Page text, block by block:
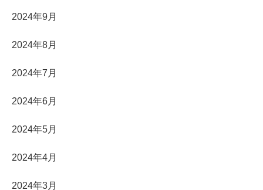
2024年9月
2024年8月
2024年7月
2024年6月
2024年5月
2024年4月
2024年3月